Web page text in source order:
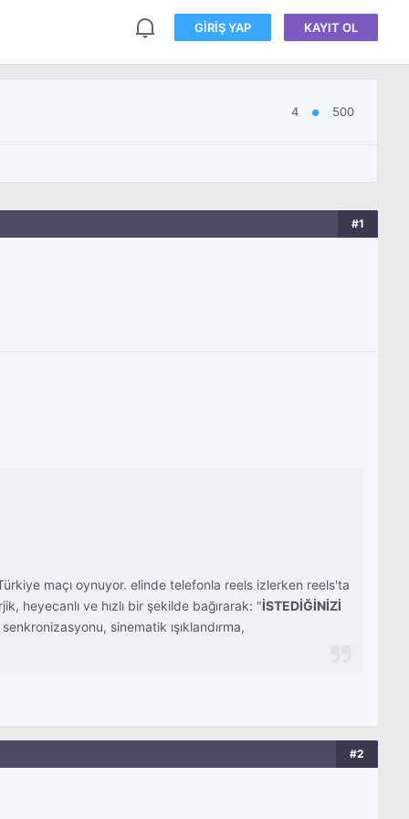
GIRIŞ YAP KAYIT OL
4 ● 500
#1
maçı oynuyor. elinde telefonla reels izlerken reels'ta
heyecanlı ve hızlı bir şekilde bağırarak: "İSTEDİĞİNİZİ
sinematik ışıklandırma,
#2